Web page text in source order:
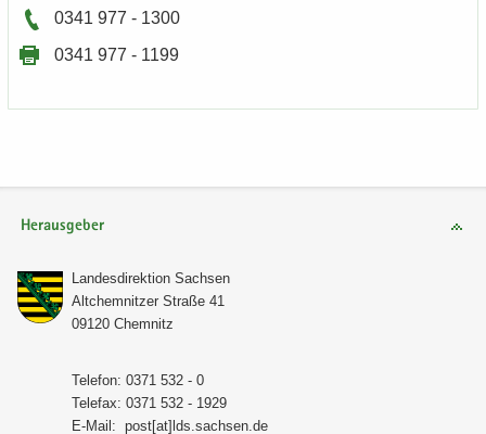
0341 977 - 1300
0341 977 - 1199
Herausgeber
Lan­des­di­rek­ti­on Sach­sen
Alt­chem­nit­zer Stra­ße 41
09120 Chem­nitz
Te­le­fon: 0371 532 - 0
Te­le­fax: 0371 532 - 1929
E-​Mail: post[at]lds.sach­sen.de